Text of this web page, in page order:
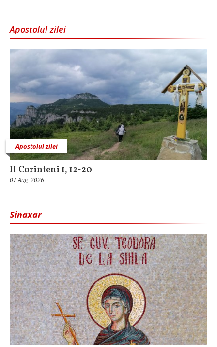
Apostolul zilei
Apostolul zilei
II Corinteni 1, 12-20
07 Aug, 2026
Sinaxar